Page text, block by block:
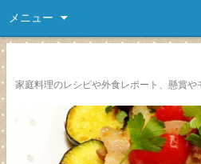
メニュー
家庭料理のレシピや外食レポート、懸賞